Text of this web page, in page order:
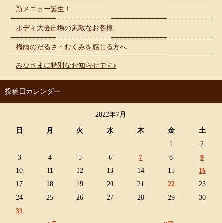
新メニュー誕生！
ボディ大会出場の素敵なお客様
梅雨のだるさ・むくみを感じる方へ
みなさまに特別なお知らせです♪
投稿日カレンダー
2022年7月
日 月 火 水 木 金 土
1
2
3
4 5 6 7 8
9
10
11 12 13 14 15
16
17
18 19 20 21 22
23
24
25 26 27 28 29
30
31